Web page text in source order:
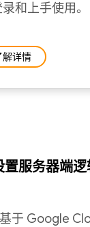
和上手使用。
解详情
置服务器端逻
于 Google